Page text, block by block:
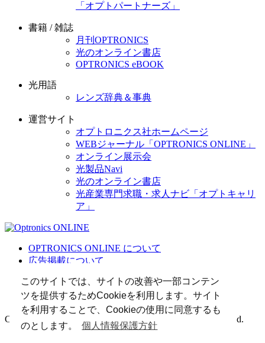
このサイトでは、サイトの改善や一部コンテン
ツを提供するためCookieを利用します。サイト
を利用することで、Cookieの使用に同意するも
のとします。
個人情報保護方針
「オプトパートナーズ」
書籍 / 雑誌
月刊OPTRONICS
光のオンライン書店
OPTRONICS eBOOK
光用語
レンズ辞典＆事典
運営サイト
オプトロニクス社ホームページ
WEBジャーナル「OPTRONICS ONLINE」
オンライン展示会
光製品Navi
光のオンライン書店
光産業専門求職・求人ナビ「オプトキャリ
ア」
OPTRONICS ONLINE について
広告掲載について
個人情報
光関連リンク集
Copyright (C) 2025 The Optronics Co., Ltd. All rights reserved.